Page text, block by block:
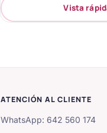
Vista
ATENCIÓN AL CLIENTE
WhatsApp: 642 560 174